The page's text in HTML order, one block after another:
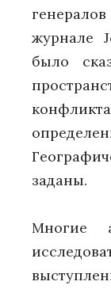
журнале
было
заданы.
Многие